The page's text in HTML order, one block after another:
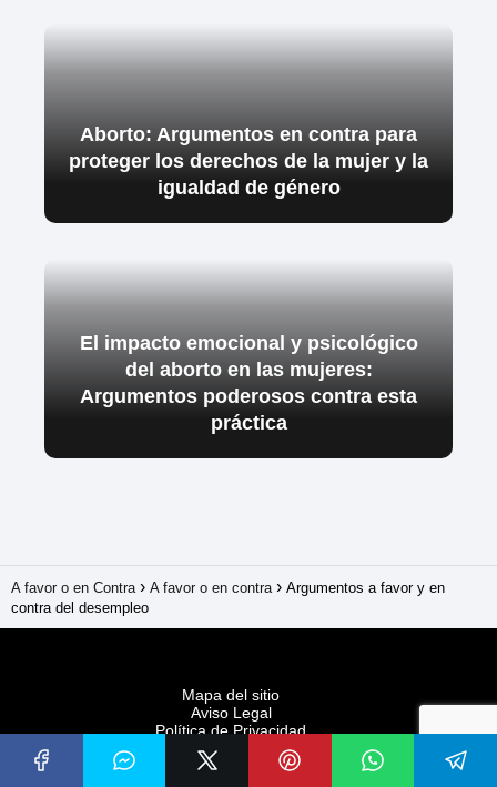
Aborto: Argumentos en contra para
proteger los derechos de la mujer y la
igualdad de género
El impacto emocional y psicológico
del aborto en las mujeres:
Argumentos poderosos contra esta
práctica
A favor o en Contra A favor o en contra
Argumentos a favor y en
contra del desempleo
Mapa del sitio
Aviso Legal
Política de Privacidad
Política de Cookies
Colaboraciones